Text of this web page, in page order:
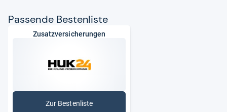
Pas­sende Bes­ten­liste
Zusatzversicherungen
Zur Bestenliste: Zusatzversicherungen